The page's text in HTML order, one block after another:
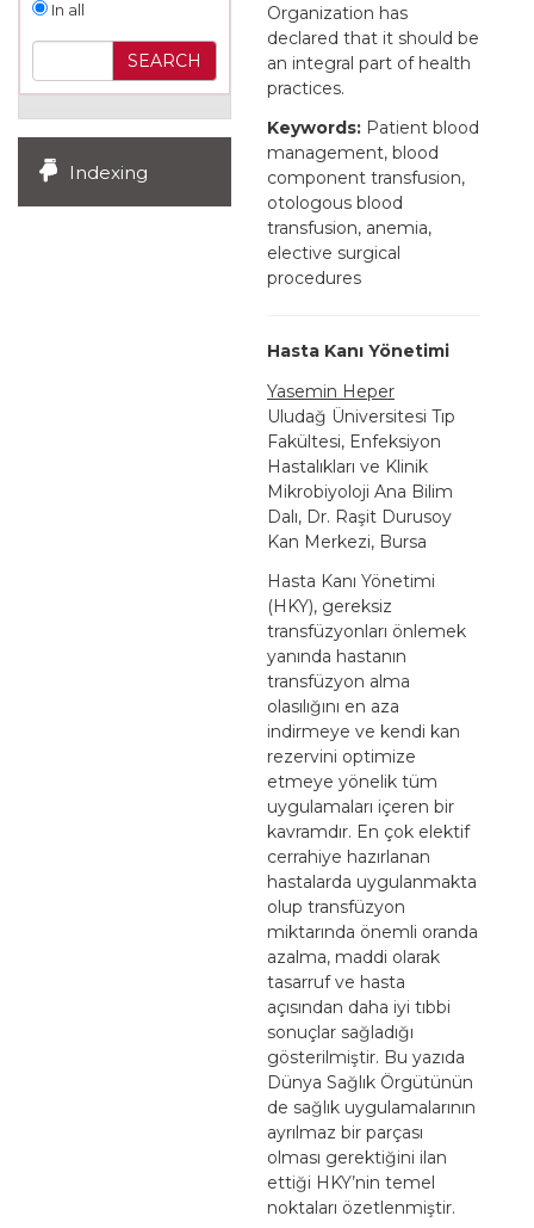
In all
Indexing
Organization has
declared that it should be
an integral part of health
practices.
Keywords: Patient blood
management, blood
component transfusion,
otologous blood
transfusion, anemia,
elective surgical
procedures
Hasta Kanı Yönetimi
Yasemin Heper
Uludağ Üniversitesi Tıp
Fakültesi, Enfeksiyon
Hastalıkları ve Klinik
Mikrobiyoloji Ana Bilim
Dalı, Dr. Raşit Durusoy
Kan Merkezi, Bursa
Hasta Kanı Yönetimi
(HKY), gereksiz
transfüzyonları önlemek
yanında hastanın
transfüzyon alma
olasılığını en aza
indirmeye ve kendi kan
rezervini optimize
etmeye yönelik tüm
uygulamaları içeren bir
kavramdır. En çok elektif
cerrahiye hazırlanan
hastalarda uygulanmakta
olup transfüzyon
miktarında önemli oranda
azalma, maddi olarak
tasarruf ve hasta
açısından daha iyi tıbbi
sonuçlar sağladığı
gösterilmiştir. Bu yazıda
Dünya Sağlık Örgütünün
de sağlık uygulamalarının
ayrılmaz bir parçası
olması gerektiğini ilan
ettiği HKY’nin temel
noktaları özetlenmiştir.